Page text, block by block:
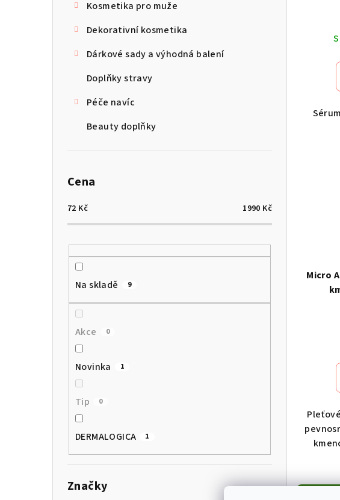
Kosmetika pro muže
Dekorativní kosmetika
Dárkové sady a výhodná balení
Doplňky stravy
Péče navíc
Beauty doplňky
Cena
72 Kč 1990 Kč
Na skladě 9
Akce 0
Novinka 1
Tip 0
DERMALOGICA 1
Značky
Micro